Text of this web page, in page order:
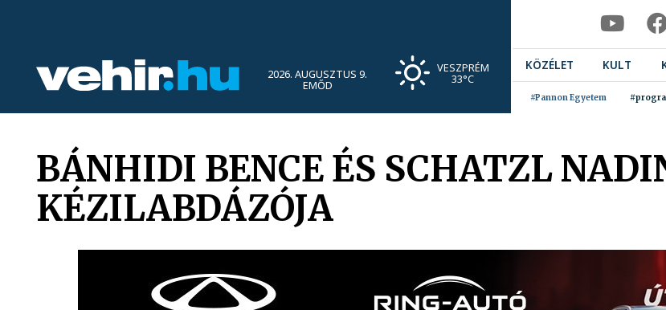
2026. AUGUSZTUS 9.
EMŐD
VESZPRÉM
33°C
KÖZÉLET KULT
#Pannon Egyetem
BÁNHIDI BENCE ÉS SCHATZL
KÉZILABDÁZÓJA